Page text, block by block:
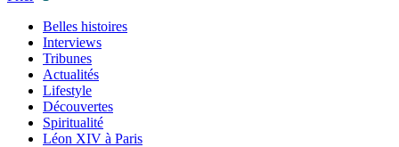
Belles histoires
Interviews
Tribunes
Actualités
Lifestyle
Découvertes
Spiritualité
Léon XIV à Paris